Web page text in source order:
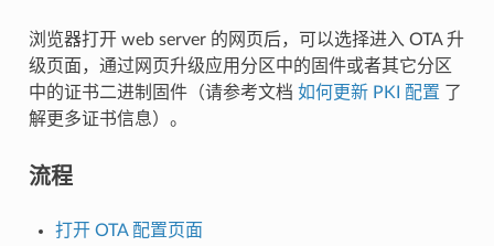
浏览器打开 web server 的网页后，可以选择进入 OTA 升
级页面，通过网页升级应用分区中的固件或者其它分区
中的证书二进制固件（请参考文档 如何更新 PKI 配置 了
解更多证书信息）。
流程
打开 OTA 配置页面